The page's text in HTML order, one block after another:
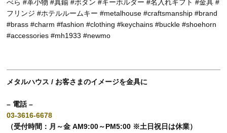
べら #革小物 #真鍮 #ボタン #キーホルダー #名入れギフト #金具 #
フリンジ #ホテルルームキー #metalhouse #craftsmanship #brand
#brass #charm #fashion #clothing #keychains #buckle #shoehorn
#accessories #mh1933 #newmo
メタルハウス / お客さまのイメージを金具に
– 電話 –
03-3616-6678
（受付時間：月～金 AM9:00～PM5:00 ※土日祝日は休業）